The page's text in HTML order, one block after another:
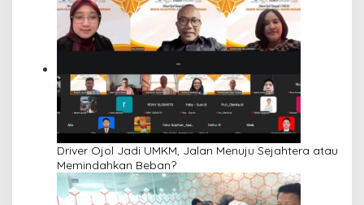
Driver Ojol Jadi UMKM, Jalan Menuju Sejahtera atau
Memindahkan Beban?